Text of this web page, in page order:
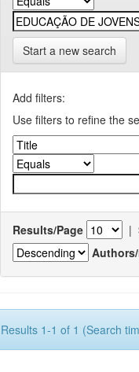
Start a new search
Add filters:
Use filters to refine the
Results/Page |
Results 1-1 of 1 (Search